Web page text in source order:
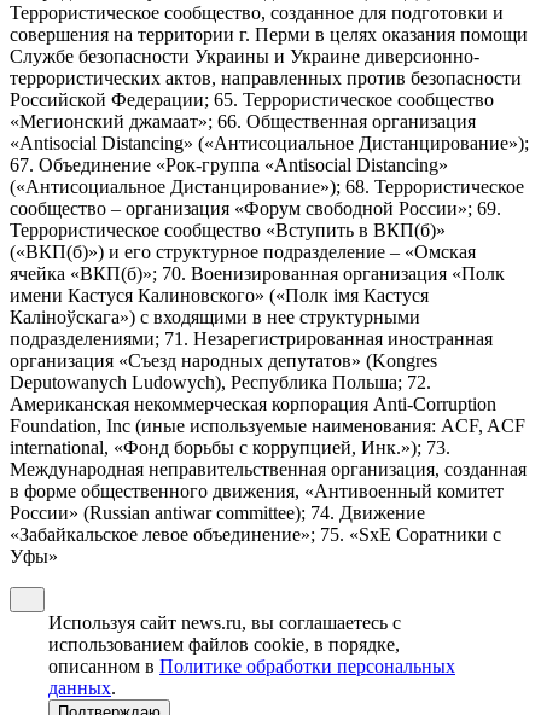
Террористическое сообщество, созданное для подготовки и
совершения на территории г. Перми в целях оказания помощи
Службе безопасности Украины и Украине диверсионно-
террористических актов, направленных против безопасности
Российской Федерации; 65. Террористическое сообщество
«Мегионский джамаат»; 66. Общественная организация
«Antisocial Distancing» («Антисоциальное Дистанцирование»);
67. Объединение «Рок-группа «Antisocial Distancing»
(«Антисоциальное Дистанцирование»); 68. Террористическое
сообщество – организация «Форум свободной России»; 69.
Террористическое сообщество «Вступить в ВКП(б)»
(«ВКП(б)») и его структурное подразделение – «Омская
ячейка «ВКП(б)»; 70. Военизированная организация «Полк
имени Кастуся Калиновского» («Полк iмя Кастуся
Калiноўскага») с входящими в нее структурными
подразделениями; 71. Незарегистрированная иностранная
организация «Съезд народных депутатов» (Kongres
Deputowanych Ludowych), Республика Польша; 72.
Американская некоммерческая корпорация Anti-Corruption
Foundation, Inc (иные используемые наименования: ACF, ACF
international, «Фонд борьбы с коррупцией, Инк.»); 73.
Международная неправительственная организация, созданная
в форме общественного движения, «Антивоенный комитет
России» (Russian antiwar committee); 74. Движение
«Забайкальское левое объединение»; 75. «SxE Соратники с
Уфы»
Используя сайт news.ru, вы соглашаетесь с
использованием файлов cookie, в порядке,
описанном в Политике обработки персональных
данных.